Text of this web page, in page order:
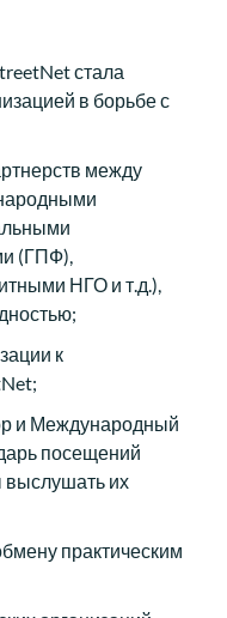
стала
в борьбе с
между
(ГПФ),
НГО и т.д.),
к
и Международный
посещений
выслушать их
практическим